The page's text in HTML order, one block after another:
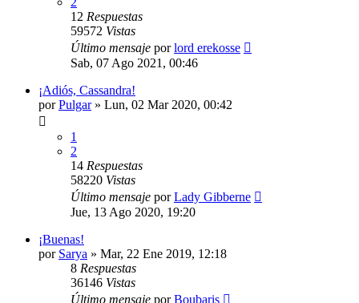
12 Respuestas
59572 Vistas
Último mensaje porlord erekosse
Sab, 07 Ago 2021, 00:46
¡Adiós, Cassandra!
porPulgar» Lun, 02 Mar 2020, 00:42
1
2
14 Respuestas
58220 Vistas
Último mensaje porLady Gibberne
Jue, 13 Ago 2020, 19:20
¡Buenas!
por Sarya » Mar, 22 Ene 2019, 12:18
8 Respuestas
36146 Vistas
Último mensaje porBoubaris